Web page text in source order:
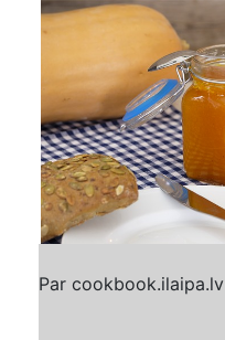
Par cookbook.ilaipa.lv